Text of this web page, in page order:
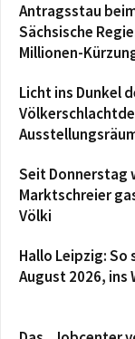
Antragsstau
Sächsische
Millionen-
Licht ins Dunkel
Seit Donnerstag
Marktschreier
Völki
Hallo Leipzig:
August 2026, ins